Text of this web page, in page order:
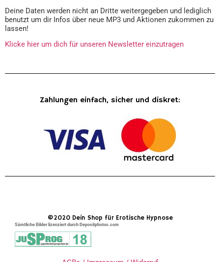
Deine Daten werden nicht an Dritte weitergegeben und lediglich
benutzt um dir Infos über neue MP3 und Aktionen zukommen zu
lassen!
Klicke hier um dich für unseren Newsletter einzutragen
Zahlungen einfach, sicher und diskret:
©2020 Dein Shop für Erotische Hypnose
Sämtliche Bilder lizenziert durch Depositphotos.com